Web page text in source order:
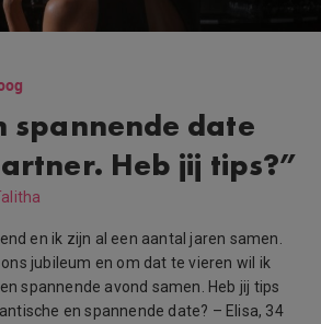
spannende date
Heb jij tips?”
en ik zijn al een aantal jaren samen.
jubileum en om dat te vieren wil ik
spannende avond samen. Heb jij tips
en spannende date? – Elisa, 34